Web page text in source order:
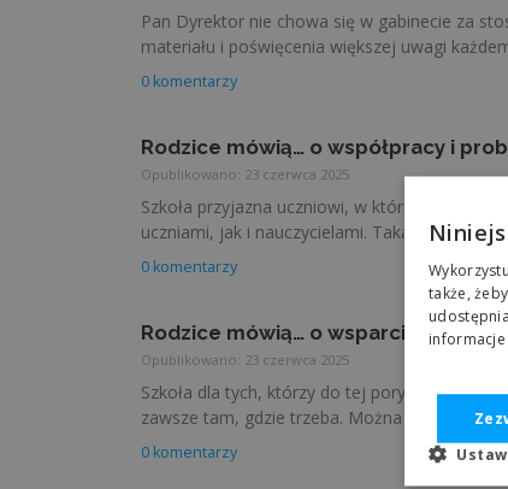
Pan Dyrektor nie chowa się w gabinecie za
materiału i poświęcenia większej uwagi
0 komentarzy
Rodzice mówią… o współpracy i
Opublikowano: 23 czerwca 2025
Szkoła przyjazna uczniowi, w której każdy
uczniami, jak i nauczycielami. Taka szkoła …
0 komentarzy
Rodzice mówią… o wsparciu
Opublikowano: 23 czerwca 2025
Szkoła dla tych, którzy do tej pory
zawsze tam, gdzie trzeba. Można przyjść …
0 komentarzy
także,
informacje